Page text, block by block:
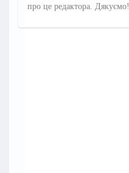
про це редактора. Дякуємо!